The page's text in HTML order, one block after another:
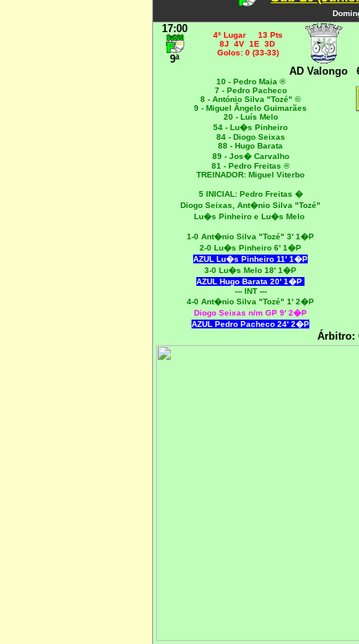
17:00
9ª
4º Lugar 13 Pts
8J 4V 1E 3D
Golos: 0 (33-33)
AD Valongo
10 - Pedro Maia ®
7 - Pedro Pacheco
8 - António Silva "Tozé" ©
9 - Miguel Ângelo Guimarães
20 - Luís Melo
54 - Lu�s Pinheiro
84 - Diogo Seixas
88 - Hugo Barata
89 - Jos� Carvalho
81 - Pedro Freitas ®
TREINADOR: Miguel Viterbo
5 INICIAL: Pedro Freitas �
Diogo Seixas, Ant�nio Silva "Tozé"
Lu�s Pinheiro e Lu�s Melo
1-0 Ant�nio Silva "Tozé" 3' 1�P
2-0 Lu�s Pinheiro 6' 1�P
AZUL Lu�s Pinheiro 11' 1�P
3-0 Lu�s Melo 18' 1�P
AZUL Hugo Barata 20' 1�P
--- INT ---
4-0 Ant�nio Silva "Tozé" 1' 2�P
Diogo Seixas n/m GP 9' 2�P
AZUL Pedro Pacheco 24' 2�P
Árbitro: